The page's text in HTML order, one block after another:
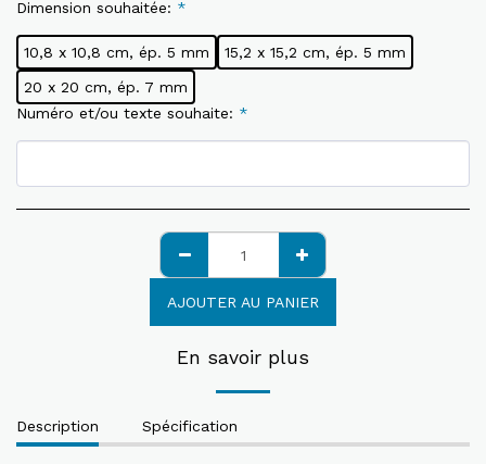
Dimension souhaitée: *
10,8 x 10,8 cm, ép. 5 mm
15,2 x 15,2 cm, ép. 5 mm
20 x 20 cm, ép. 7 mm
Numéro et/ou texte souhaite: *
AJOUTER AU PANIER
En savoir plus
Description Spécification